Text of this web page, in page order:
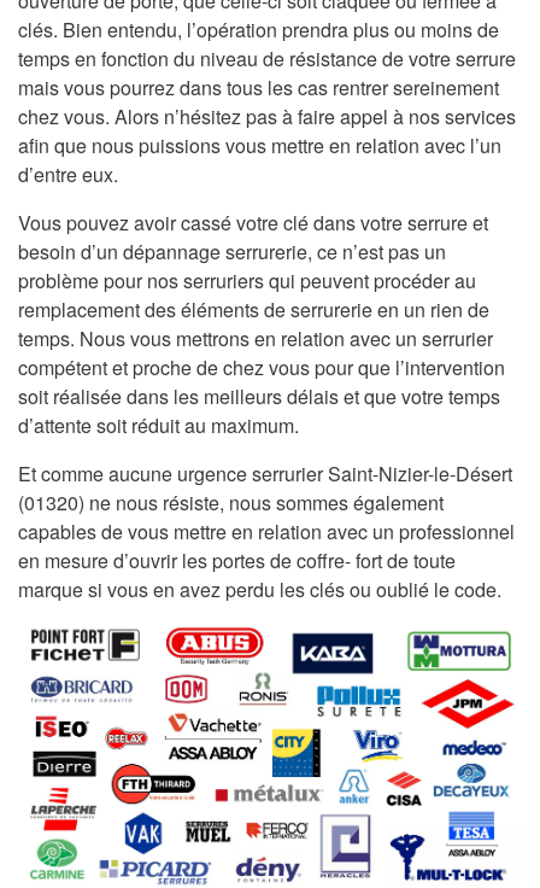
clés. Bien entendu, l’opération prendra plus ou moins de
temps en fonction du niveau de résistance de votre serrure
mais vous pourrez dans tous les cas rentrer sereinement
chez vous. Alors n’hésitez pas à faire appel à nos services
afin que nous puissions vous mettre en relation avec l’un
d’entre eux.
Vous pouvez avoir cassé votre clé dans votre serrure et
besoin d’un dépannage serrurerie, ce n’est pas un
problème pour nos serruriers qui peuvent procéder au
remplacement des éléments de serrurerie en un rien de
temps. Nous vous mettrons en relation avec un serrurier
compétent et proche de chez vous pour que l’intervention
soit réalisée dans les meilleurs délais et que votre temps
d’attente soit réduit au maximum.
Et comme aucune urgence serrurier Saint-Nizier-le-Désert
(01320) ne nous résiste, nous sommes également
capables de vous mettre en relation avec un professionnel
en mesure d’ouvrir les portes de coffre- fort de toute
marque si vous en avez perdu les clés ou oublié le code.